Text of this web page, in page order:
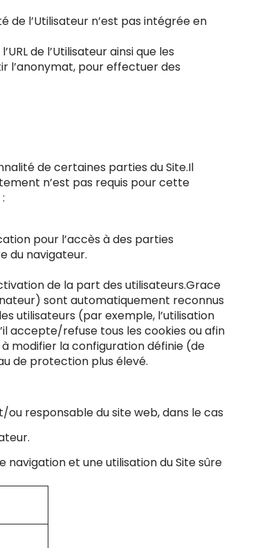
de l’Utilisateur n’est pas intégrée en
de l’Utilisateur ainsi que les
l’anonymat, pour effectuer des
de certaines parties du Site.Il
n’est pas requis pour cette
pour l’accès à des parties
du navigateur.
de la part des utilisateurs.Grace
sont automatiquement reconnus
utilisateurs (par exemple, l’utilisation
accepte/refuse tous les cookies ou afin
modifier la configuration définie (de
de protection plus élevé.
responsable du site web, dans le cas
et une utilisation du Site sûre